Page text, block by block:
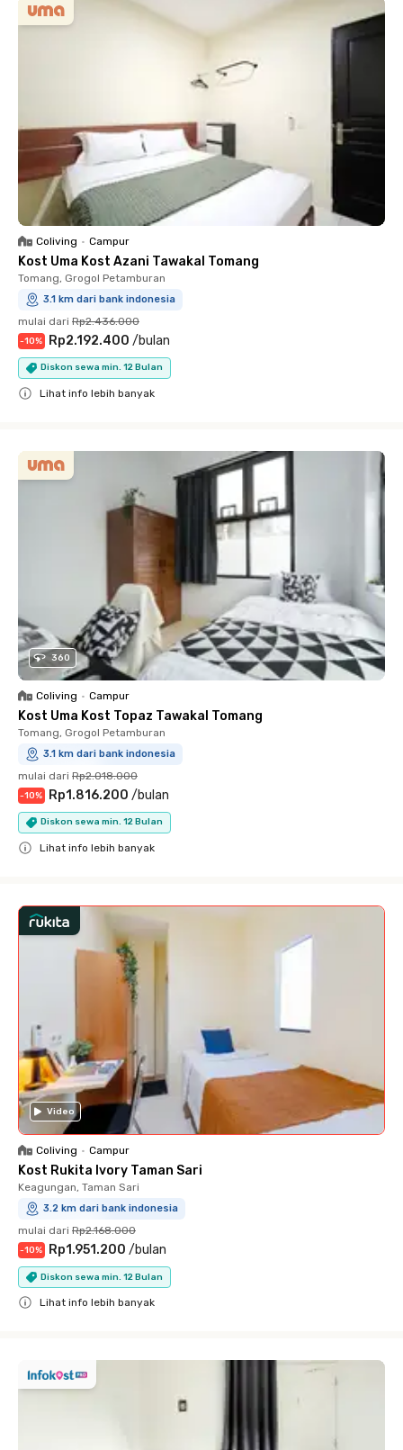
Coliving • Campur
Kost Uma Kost Azani Tawakal Tomang
Tomang, Grogol Petamburan
3.1 km dari bank indonesia
mulai dari Rp2.436.000
-10% Rp2.192.400 /bulan
Diskon sewa min. 12 Bulan
Lihat info lebih banyak
360
Coliving • Campur
Kost Uma Kost Topaz Tawakal Tomang
Tomang, Grogol Petamburan
3.1 km dari bank indonesia
mulai dari Rp2.018.000
-10% Rp1.816.200 /bulan
Diskon sewa min. 12 Bulan
Lihat info lebih banyak
Video
Coliving • Campur
Kost Rukita Ivory Taman Sari
Keagungan, Taman Sari
3.2 km dari bank indonesia
mulai dari Rp2.168.000
-10% Rp1.951.200 /bulan
Diskon sewa min. 12 Bulan
Lihat info lebih banyak